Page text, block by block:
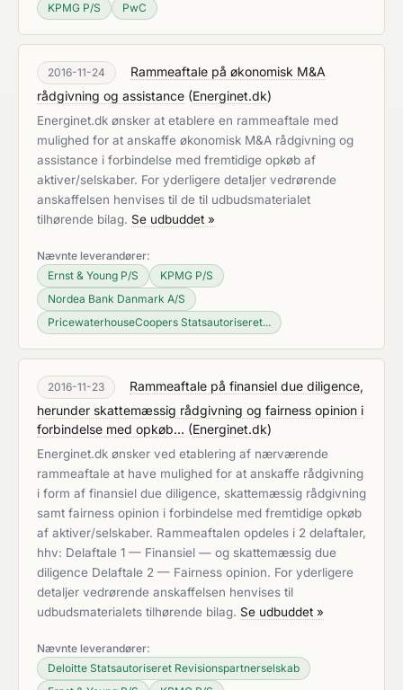
KPMG P/S
PwC
2016-11-24
Rammeaftale på økonomisk M&A
rådgivning og assistance (Energinet.dk)
Energinet.dk ønsker at etablere en rammeaftale med
mulighed for at anskaffe økonomisk M&A rådgivning og
assistance i forbindelse med fremtidige opkøb af
aktiver/selskaber. For yderligere detaljer vedrørende
anskaffelsen henvises til de til udbudsmaterialet
tilhørende bilag. Se udbuddet »
Nævnte leverandører:
Ernst & Young P/S
KPMG P/S
Nordea Bank Danmark A/S
PricewaterhouseCoopers Statsautoriseret...
2016-11-23
Rammeaftale på finansiel due diligence,
herunder skattemæssig rådgivning og fairness opinion i
forbindelse med opkøb... (Energinet.dk)
Energinet.dk ønsker ved etablering af nærværende
rammeaftale at have mulighed for at anskaffe rådgivning
i form af finansiel due diligence, skattemæssig rådgivning
samt fairness opinion i forbindelse med fremtidige opkøb
af aktiver/selskaber. Rammeaftalen opdeles i 2 delaftaler,
hhv: Delaftale 1 — Finansiel — og skattemæssig due
diligence Delaftale 2 — Fairness opinion. For yderligere
detaljer vedrørende anskaffelsen henvises til
udbudsmaterialets tilhørende bilag. Se udbuddet »
Nævnte leverandører:
Deloitte Statsautoriseret Revisionspartnerselskab